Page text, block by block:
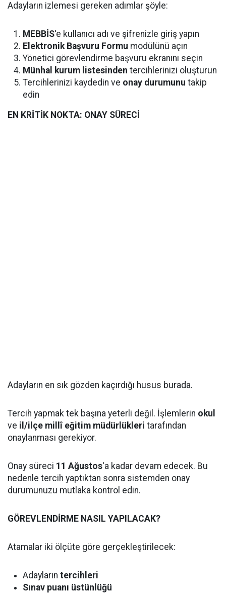
Adayların izlemesi gereken adımlar şöyle:
MEBBİS'e kullanıcı adı ve şifrenizle giriş yapın
Elektronik Başvuru Formu modülünü açın
Yönetici görevlendirme başvuru ekranını seçin
Münhal kurum listesinden tercihlerinizi oluşturun
Tercihlerinizi kaydedin ve onay durumunu takip
edin
EN KRİTİK NOKTA: ONAY SÜRECİ
Adayların en sık gözden kaçırdığı husus burada.
Tercih yapmak tek başına yeterli değil. İşlemlerin okul
ve il/ilçe millî eğitim müdürlükleri tarafından
onaylanması gerekiyor.
Onay süreci 11 Ağustos'a kadar devam edecek. Bu
nedenle tercih yaptıktan sonra sistemden onay
durumunuzu mutlaka kontrol edin.
GÖREVLENDİRME NASIL YAPILACAK?
Atamalar iki ölçüte göre gerçekleştirilecek:
Adayların tercihleri
Sınav puanı üstünlüğü